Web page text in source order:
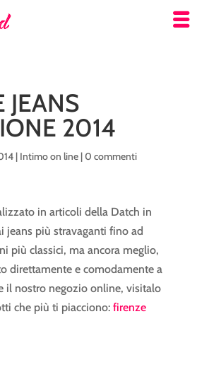
JEANS
2014
| Intimo on line|0 commenti
in articoli della Datch in
jeans più stravaganti fino ad
più classici, ma ancora meglio,
direttamente e comodamente a
il nostro negozio online, visitalo
che più ti piacciono: firenze